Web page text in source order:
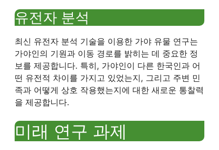
유전자 분석
최신 유전자 분석 기술을 이용한 가야 유물 연구는
가야인의 기원과 이동 경로를 밝히는 데 중요한 정
보를 제공합니다. 특히, 가야인이 다른 한국인과 어
떤 유전적 차이를 가지고 있었는지, 그리고 주변 민
족과 어떻게 상호 작용했는지에 대한 새로운 통찰력
을 제공합니다.
미래 연구 과제